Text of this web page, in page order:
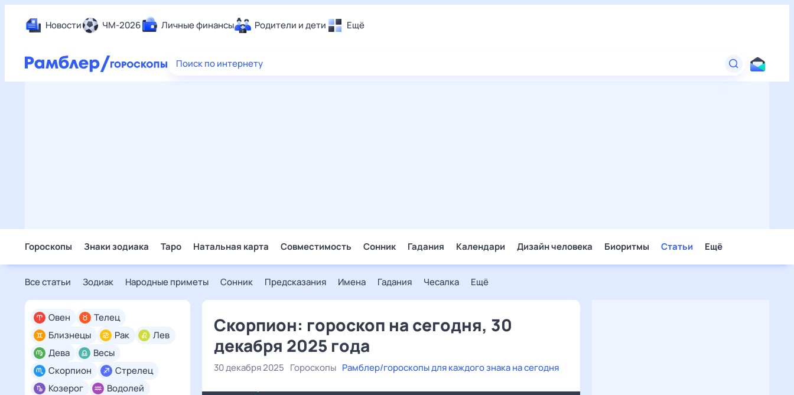
Новости ЧМ-2026 Личные финансы Родители и дети Ещё
Еда
Поиск по интернету
Гороскопы Знаки зодиака Таро Натальная карта Совместимость Сонник Гадания Календари Дизайн человека Биоритмы Статьи Ещё
Все статьи Зодиак Народные приметы Сонник Предсказания Имена Гадания Чесалка Ещё
Овен
Телец
Близнецы
Рак
Лев
Дева
Весы
Скорпион
Стрелец
Козерог
Водолей
Скорпион: гороскоп на сегодня, 30
декабря 2025 года
30 декабря 2025 Гороскопы Рамблер/гороскопы для каждого знака на сегодня